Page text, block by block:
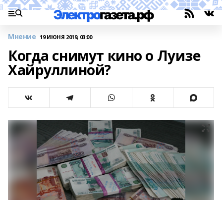
Мнение 19 ИЮНЯ 2019, 03:00
Когда снимут кино о Луизе
Хайруллиной?